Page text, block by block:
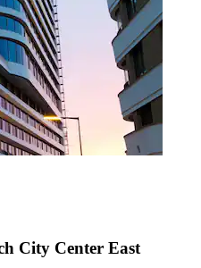
City Center East